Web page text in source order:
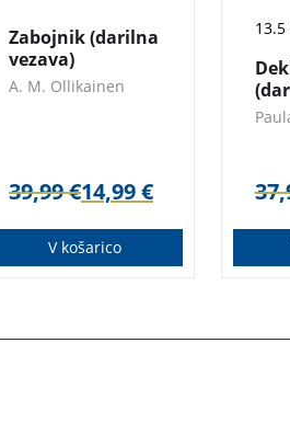
Zabojnik (darilna
vezava)
A. M. Ollikainen
39,99€14,99€
V košarico